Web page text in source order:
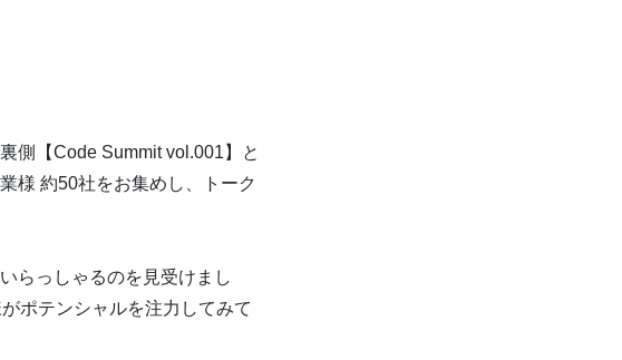
側【Code Summit vol.001】と
様 約50社をお集めし、トーク
らっしゃるのを見受けまし
ポテンシャルを注力してみて